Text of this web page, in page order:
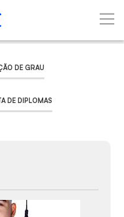
DE GRAU
DE DIPLOMAS